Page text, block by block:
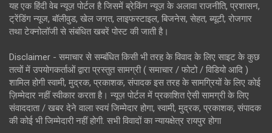
यह एक हिंदी वेब न्यूज़ पोर्टल है जिसमें ब्रेकिंग न्यूज़ के अलावा राजनीति, प्रशासन,
ट्रेंडिंग न्यूज, बॉलीवुड, खेल जगत, लाइफस्टाइल, बिजनेस, सेहत, ब्यूटी, रोजगार
तथा टेक्नोलॉजी से संबंधित खबरें पोस्ट की जाती है।
Disclaimer - समाचार से सम्बंधित किसी भी तरह के विवाद के लिए साइट के कुछ
तत्वों में उपयोगकर्ताओं द्वारा प्रस्तुत सामग्री ( समाचार / फोटो / विडियो आदि )
शामिल होगी स्वामी, मुद्रक, प्रकाशक, संपादक इस तरह के सामग्रियों के लिए कोई
ज़िम्मेदार नहीं स्वीकार करता है। न्यूज़ पोर्टल में प्रकाशित ऐसी सामग्री के लिए
संवाददाता / खबर देने वाला स्वयं जिम्मेदार होगा, स्वामी, मुद्रक, प्रकाशक, संपादक
की कोई भी जिम्मेदारी नहीं होगी. सभी विवादों का न्यायक्षेत्र रायपुर होगा